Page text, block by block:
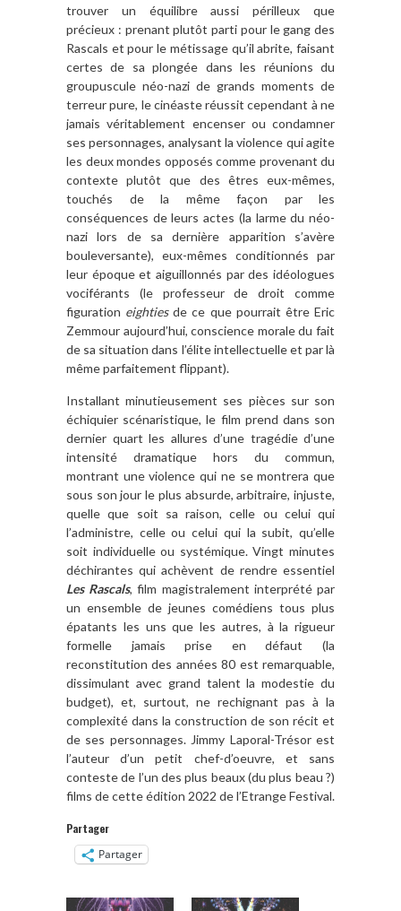
trouver un équilibre aussi périlleux que
précieux : prenant plutôt parti pour le gang des
Rascals et pour le métissage qu’il abrite, faisant
certes de sa plongée dans les réunions du
groupuscule néo-nazi de grands moments de
terreur pure, le cinéaste réussit cependant à ne
jamais véritablement encenser ou condamner
ses personnages, analysant la violence qui agite
les deux mondes opposés comme provenant du
contexte plutôt que des êtres eux-mêmes,
touchés de la même façon par les
conséquences de leurs actes (la larme du néo-
nazi lors de sa dernière apparition s’avère
bouleversante), eux-mêmes conditionnés par
leur époque et aiguillonnés par des idéologues
vociférants (le professeur de droit comme
figuration eightiesde ce que pourrait être Eric
Zemmour aujourd’hui, conscience morale du fait
de sa situation dans l’élite intellectuelle et par là
même parfaitement flippant).
Installant minutieusement ses pièces sur son
échiquier scénaristique, le film prend dans son
dernier quart les allures d’une tragédie d’une
intensité dramatique hors du commun,
montrant une violence qui ne se montrera que
sous son jour le plus absurde, arbitraire, injuste,
quelle que soit sa raison, celle ou celui qui
l’administre, celle ou celui qui la subit, qu’elle
soit individuelle ou systémique. Vingt minutes
déchirantes qui achèvent de rendre essentiel
Les Rascals, film magistralement interprété par
un ensemble de jeunes comédiens tous plus
épatants les uns que les autres, à la rigueur
formelle jamais prise en défaut (la
reconstitution des années 80 est remarquable,
dissimulant avec grand talent la modestie du
budget), et, surtout, ne rechignant pas à la
complexité dans la construction de son récit et
de ses personnages. Jimmy Laporal-Trésor est
l’auteur d’un petit chef-d’oeuvre, et sans
conteste de l’un des plus beaux (du plus beau ?)
films de cette édition 2022 de l’Etrange Festival.
Partager
Partager